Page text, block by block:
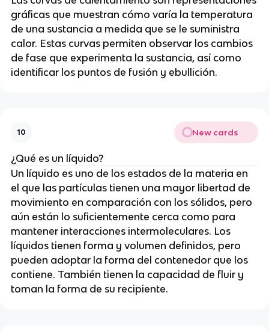
gráficas que muestran cómo varía la temperatura
de una sustancia a medida que se le suministra
calor. Estas curvas permiten observar los cambios
de fase que experimenta la sustancia, así como
identificar los puntos de fusión y ebullición.
10 New cards
¿Qué es un líquido?
Un líquido es uno de los estados de la materia en
el que las partículas tienen una mayor libertad de
movimiento en comparación con los sólidos, pero
aún están lo suficientemente cerca como para
mantener interacciones intermoleculares. Los
líquidos tienen forma y volumen definidos, pero
pueden adoptar la forma del contenedor que los
contiene. También tienen la capacidad de fluir y
toman la forma de su recipiente.